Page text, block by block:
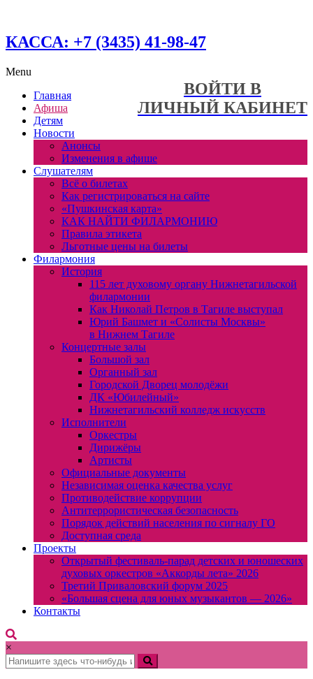
КАССА: +7 (3435) 41-98-47
ВОЙТИ В
ЛИЧНЫЙ КАБИНЕТ
Menu
Главная
Афиша
Детям
Новости
Анонсы
Изменения в афише
Слушателям
Всё о билетах
Как регистрироваться на сайте
«Пушкинская карта»
КАК НАЙТИ ФИЛАРМОНИЮ
Правила этикета
Льготные цены на билеты
Филармония
История
115 лет духовому органу Нижнетагильской
филармонии
Как Николай Петров в Тагиле выступал
Юрий Башмет и «Солисты Москвы»
в Нижнем Тагиле
Концертные залы
Большой зал
Органный зал
Городской Дворец молодёжи
ДК «Юбилейный»
Нижнетагильский колледж искусств
Исполнители
Оркестры
Дирижёры
Артисты
Официальные документы
Независимая оценка качества услуг
Противодействие коррупции
Антитеррористическая безопасность
Порядок действий населения по сигналу ГО
Доступная среда
Проекты
Открытый фестиваль-парад детских и юношеских
духовых оркестров «Аккорды лета» 2026
Третий Приваловский форум 2025
«Большая сцена для юных музыкантов — 2026»
Контакты
×